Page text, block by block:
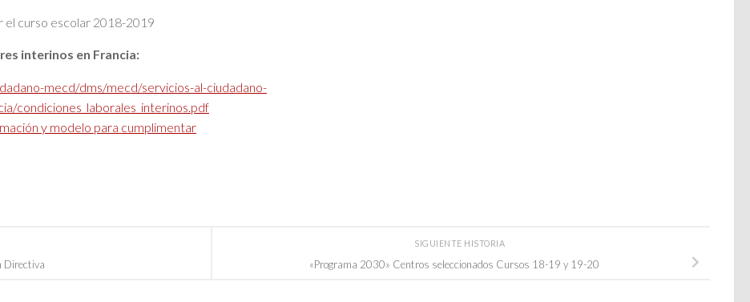
el curso escolar 2018-2019
interinos en Francia:
mecd/dms/mecd/servicios-al-ciudadano-
condiciones_laborales_interinos.pdf
y modelo para cumplimentar
SIGUIENTE HISTORIA
«Programa 2030» Centros seleccionados Cursos 18-19 y 19-20
Directiva